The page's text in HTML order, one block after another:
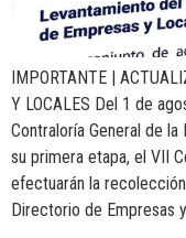
IMPORTANTE |
Y LOCALES Del 1 de
Contraloría General de
su primera etapa, el VII
efectuarán la
Directorio de Empresas